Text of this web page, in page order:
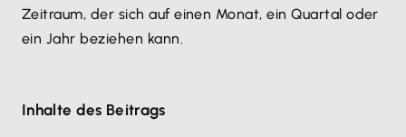
Zeitraum, der sich auf einen Monat, ein Quartal oder
ein Jahr beziehen kann.
Inhalte des Beitrags